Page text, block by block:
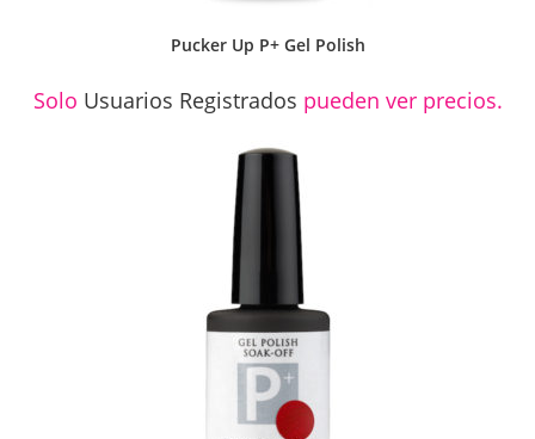
Pucker Up P+ Gel Polish
Solo Usuarios Registrados pueden ver precios.